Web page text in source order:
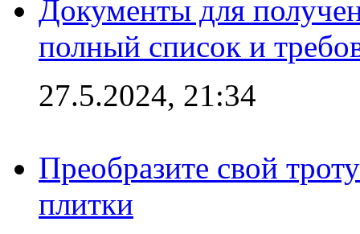
Документы для
полный список и
27.5.2024, 21:34
Преобразите свой
плитки